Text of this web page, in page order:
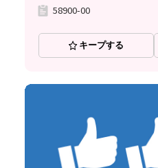
58900-00
キープする